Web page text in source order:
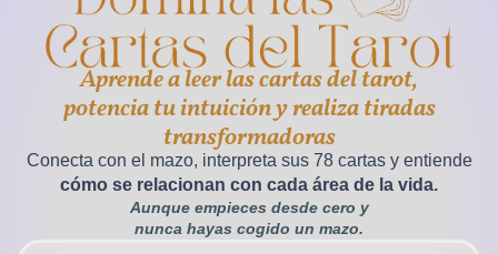
Aprende a leer las cartas del tarot,
potencia tu intuición y realiza tiradas
transformadoras
Conecta con el mazo, interpreta sus 78 cartas y entiende
cómo se relacionan con cada área de la vida.
Aunque empieces desde cero y
nunca hayas cogido un mazo.